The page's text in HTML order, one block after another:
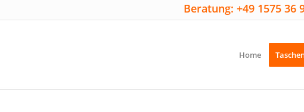
Beratung: +49 1575 36
Home